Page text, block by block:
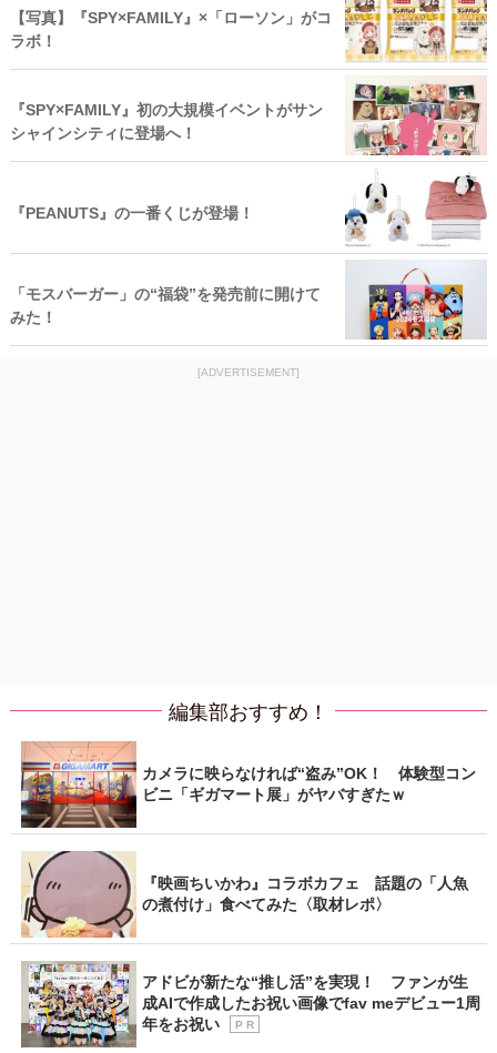
【写真】『SPY×FAMILY』×「ローソン」がコ
ラボ！
『SPY×FAMILY』初の大規模イベントがサン
シャインシティに登場へ！
『PEANUTS』の一番くじが登場！
「モスバーガー」の“福袋”を発売前に開けて
みた！
[ADVERTISEMENT]
編集部おすすめ！
カメラに映らなければ“盗み”OK！ 体験型コン
ビニ「ギガマート展」がヤバすぎたｗ
『映画ちいかわ』コラボカフェ 話題の「人魚
の煮付け」食べてみた〈取材レポ〉
アドビが新たな“推し活”を実現！ ファンが生
成AIで作成したお祝い画像でfav meデビュー1周
年をお祝い
P R